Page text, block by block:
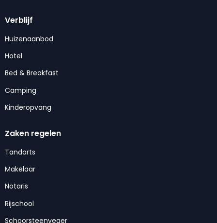
Verblijf
Huizenaanbod
Hotel
Bed & Breakfast
Camping
Kinderopvang
Zaken regelen
Tandarts
Makelaar
Notaris
Rijschool
Schoorsteenveger